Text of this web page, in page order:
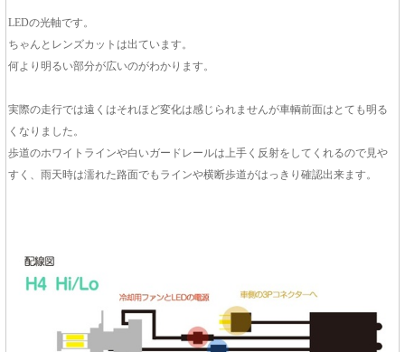
LEDの光軸です。
ちゃんとレンズカットは出ています。
何より明るい部分が広いのがわかります。
実際の走行では遠くはそれほど変化は感じられませんが車輌前面はとても明る
くなりました。
歩道のホワイトラインや白いガードレールは上手く反射をしてくれるので見や
すく、雨天時は濡れた路面でもラインや横断歩道がはっきり確認出来ます。